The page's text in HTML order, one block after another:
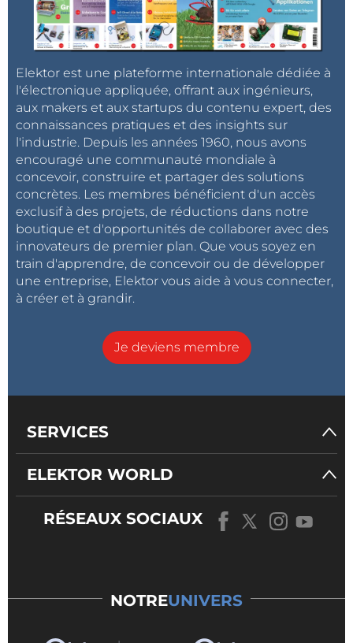
Elektor est une plateforme internationale dédiée à
l'électronique appliquée, offrant aux ingénieurs,
aux makers et aux startups du contenu expert, des
connaissances pratiques et des insights sur
l'industrie. Depuis les années 1960, nous avons
encouragé une communauté mondiale à
concevoir, construire et partager des solutions
concrètes. Les membres bénéficient d'un accès
exclusif à des projets, de réductions dans notre
boutique et d'opportunités de collaborer avec des
innovateurs de premier plan. Que vous soyez en
train d'apprendre, de concevoir ou de développer
une entreprise, Elektor vous aide à vous connecter,
à créer et à grandir.
Je deviens membre
SERVICES
ELEKTOR WORLD
RÉSEAUX SOCIAUX
NOTREUNIVERS